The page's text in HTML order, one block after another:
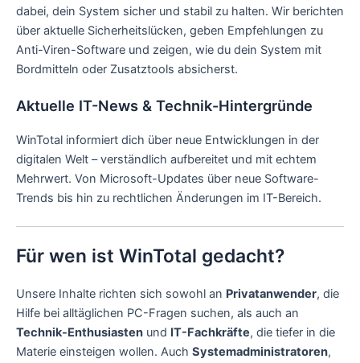
dabei, dein System sicher und stabil zu halten. Wir berichten
über aktuelle Sicherheitslücken, geben Empfehlungen zu
Anti-Viren-Software und zeigen, wie du dein System mit
Bordmitteln oder Zusatztools absicherst.
Aktuelle IT-News & Technik-Hintergründe
WinTotal informiert dich über neue Entwicklungen in der
digitalen Welt – verständlich aufbereitet und mit echtem
Mehrwert. Von Microsoft-Updates über neue Software-
Trends bis hin zu rechtlichen Änderungen im IT-Bereich.
Für wen ist WinTotal gedacht?
Unsere Inhalte richten sich sowohl an Privatanwender, die
Hilfe bei alltäglichen PC-Fragen suchen, als auch an
Technik-Enthusiasten und IT-Fachkräfte, die tiefer in die
Materie einsteigen wollen. Auch Systemadministratoren,